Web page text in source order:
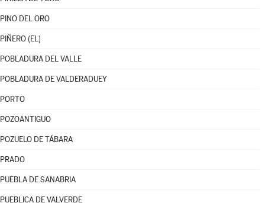
PINO DEL ORO
PIÑERO (EL)
POBLADURA DEL VALLE
POBLADURA DE VALDERADUEY
PORTO
POZOANTIGUO
POZUELO DE TÁBARA
PRADO
PUEBLA DE SANABRIA
PUEBLICA DE VALVERDE